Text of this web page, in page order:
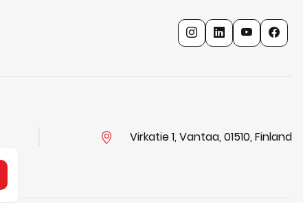
Virkatie 1, Vantaa, 01510, Finland